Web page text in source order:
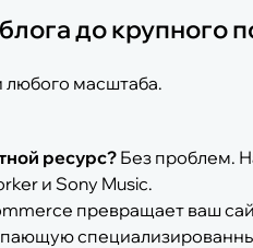
до крупного
любого масштаба.
ресурс?Без проблем.
и Sony Music.
превращает ваш